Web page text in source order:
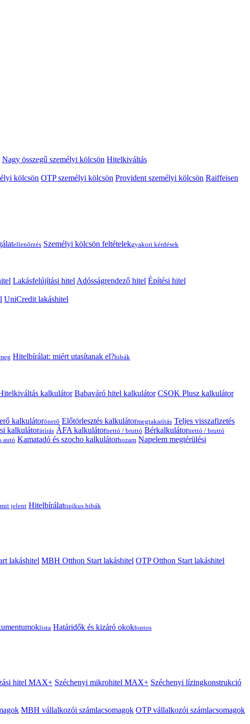
Nagy összegű személyi kölcsön Hitelkiváltás
kölcsön OTP személyi kölcsön Provident személyi kölcsön Raiffeisen
ellenőrzés Személyi kölcsön feltételekgyakori kérdések
Lakásfelújítási hitelAdósságrendező hitel Építési hitel
UniCredit lakáshitel
Hitelbírálat: miért utasítanak el?hibák
kalkulátor Babaváró hitel kalkulátor CSOK Plusz kalkulátor
kalkulátorönerő Előtörlesztés kalkulátormegtakarítás Teljes visszafizetés
kalkulátorátírás ÁFA kalkulátornettó / bruttó Bérkalkulátornettó / bruttó
autó Kamatadó és szocho kalkulátorhozam Napelem megtérülési
jelent Hitelbírálattipikus hibák
lakáshitel MBH Otthon Start lakáshitel OTP Otthon Start lakáshitel
lista Határidők és kizáró okokfontos
hitel MAX+ Széchenyi mikrohitel MAX+ Széchenyi lízingkonstrukció
MBH vállalkozói számlacsomagok OTP vállalkozói számlacsomagok